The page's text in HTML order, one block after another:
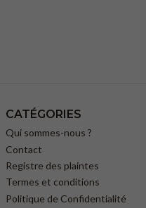
CATÉGORIES
Qui sommes-nous ?
Contact
Registre des plaintes
Termes et conditions
Politique de Confidentialité